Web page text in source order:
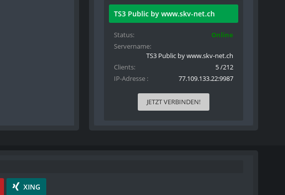
TS3 Public by www.skv-net.ch
Status
Online
Servername
TS3 Public by www.skv-net.ch
Clients
5 /212
IP-Adresse
77.109.133.22:9987
JETZT VERBINDEN!
XING